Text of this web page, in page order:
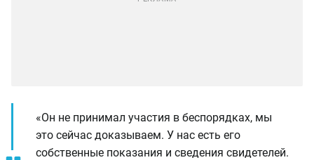
«Он не принимал участия в беспорядках, мы
это сейчас доказываем. У нас есть его
собственные показания и сведения свидетелей.